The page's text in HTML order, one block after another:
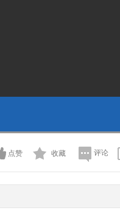
点赞 收藏 评论